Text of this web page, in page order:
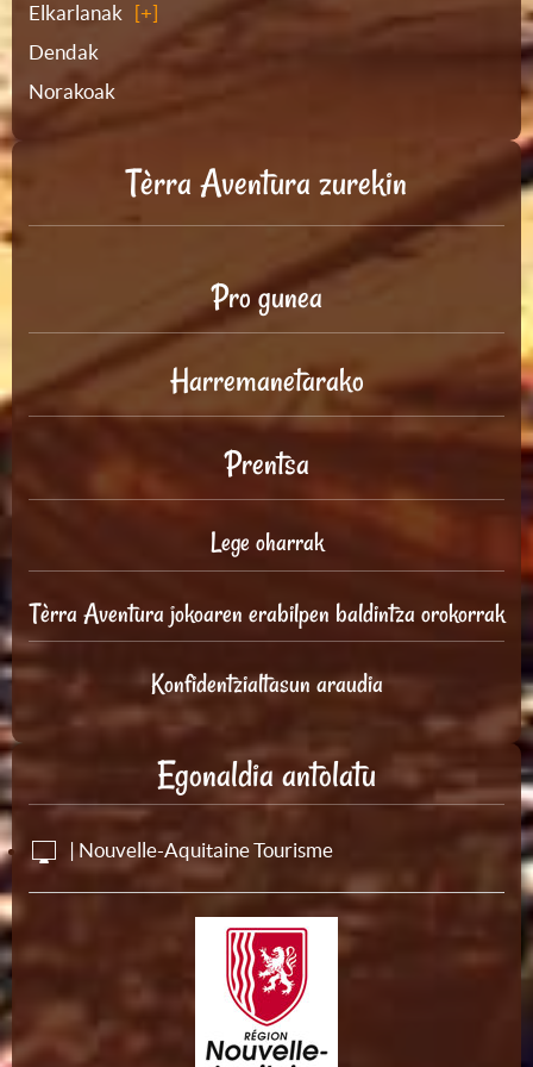
Elkarlanak
Dendak
Norakoak
Tèrra Aventura zurekin
Pro gunea
Harremanetarako
Prentsa
Lege oharrak
Tèrra Aventura jokoaren erabilpen baldintza orokorrak
Konfidentzialtasun araudia
Egonaldia antolatu
| Nouvelle-Aquitaine Tourisme